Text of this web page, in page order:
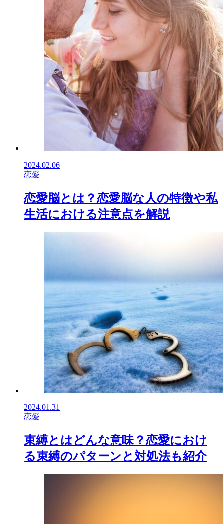
2024.02.06
恋愛
恋愛脳とは？恋愛脳な人の特徴や私
生活における注意点を解説
2024.01.31
恋愛
束縛とはどんな意味？恋愛におけ
る束縛のパターンと対処法も紹介